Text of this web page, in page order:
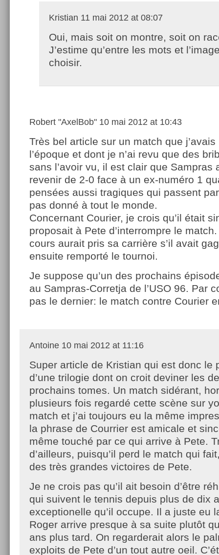
Kristian 11 mai 2012 at 08:07
Oui, mais soit on montre, soit on
J’estime qu’entre les mots et
choisir.
Robert "AxelBob" 10 mai 2012 at 10:43
Très bel article sur un match que j’avais
l’époque et dont je n’ai revu que des
sans l’avoir vu, il est clair que Sampras
revenir de 2-0 face à un ex-numéro 1
pensées aussi tragiques qui passent
pas donné à tout le monde.
Concernant Courier, je crois qu’il était
proposait à Pete d’interrompre le
cours aurait pris sa carrière s’il avait
ensuite remporté le tournoi.
Je suppose qu’un des prochains
au Sampras-Corretja de l’USO 96. Par
pas le dernier: le match contre Courier
Antoine 10 mai 2012 at 11:16
Super article de Kristian qui est donc le
d’une trilogie dont on croit deviner les
prochains tomes. Un match sidérant,
plusieurs fois regardé cette scène sur
match et j’ai toujours eu la même
la phrase de Courrier est amicale et
même touché par ce qui arrive à Pete.
d’ailleurs, puisqu’il perd le match qui
des très grandes victoires de Pete.
Je ne crois pas qu’il ait besoin d’être
qui suivent le tennis depuis plus de dix
exceptionelle qu’il occupe. Il a juste eu
Roger arrive presque à sa suite plutôt
ans plus tard. On regarderait alors le
exploits de Pete d’un tout autre oeil.